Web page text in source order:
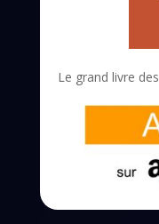
Le grand livre